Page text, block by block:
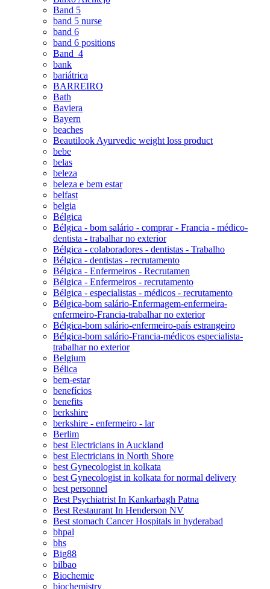
Band 5
band 5 nurse
band 6
band 6 positions
Band_4
bank
bariátrica
BARREIRO
Bath
Baviera
Bayern
beaches
Beautilook Ayurvedic weight loss product
bebe
belas
beleza
beleza e bem estar
belfast
belgia
Bélgica
Bélgica - bom salário - comprar - Francia - médico-
dentista - trabalhar no exterior
Bélgica - colaboradores - dentistas - Trabalho
Bélgica - dentistas - recrutamento
Bélgica - Enfermeiros - Recrutamen
Bélgica - Enfermeiros - recrutamento
Bélgica - especialistas - médicos - recrutamento
Bélgica-bom salário-Enfermagem-enfermeira-
enfermeiro-Francia-trabalhar no exterior
Bélgica-bom salário-enfermeiro-país estrangeiro
Bélgica-bom salário-Francia-médicos especialista-
trabalhar no exterior
Belgium
Bélica
bem-estar
benefícios
benefits
berkshire
berkshire - enfermeiro - lar
Berlim
best Electricians in Auckland
best Electricians in North Shore
best Gynecologist in kolkata
best Gynecologist in kolkata for normal delivery
best personnel
Best Psychiatrist In Kankarbagh Patna
Best Restaurant In Henderson NV
Best stomach Cancer Hospitals in hyderabad
bhpal
bhs
Big88
bilbao
Biochemie
biochemistry